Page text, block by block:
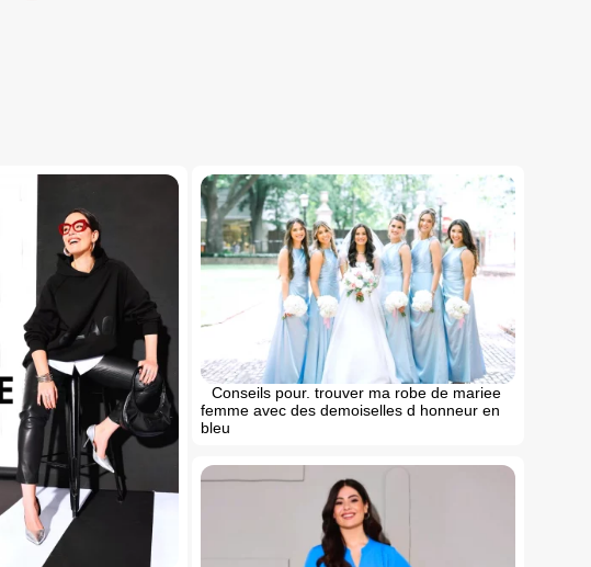
Conseils pour. trouver ma robe de mariee
femme avec des demoiselles d honneur en
bleu